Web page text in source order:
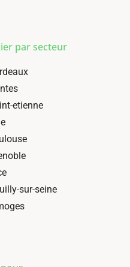
par secteur
etienne
sur-seine